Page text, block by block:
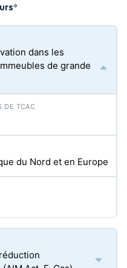
*
dans les
de grande
du Nord et en Europe